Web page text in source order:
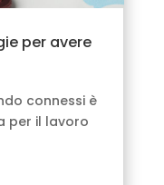
per avere
connessi è
per il lavoro